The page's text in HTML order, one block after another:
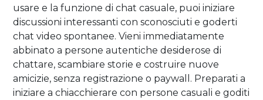
usare e la funzione di chat casuale, puoi iniziare
discussioni interessanti con sconosciuti e goderti
chat video spontanee. Vieni immediatamente
abbinato a persone autentiche desiderose di
chattare, scambiare storie e costruire nuove
amicizie, senza registrazione o paywall. Preparati a
iniziare a chiacchierare con persone casuali e goditi